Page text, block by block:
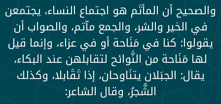
والصحيح أن المأتَم هو اجتماع النساء، يجتمعن
في الخير والشر، والجمع مآتم، والصواب أن
يقولوا: كنا في مَنَاحة أو في عزاء، وإنما قيل
لها مَنَاحة من النَّوائح لتقابلهن عند البكاء،
يقال: الجبَلان يتنَاوحان، إذا تَقَابلا، وكذلك
الشَّجرُ، وقال الشاعر: